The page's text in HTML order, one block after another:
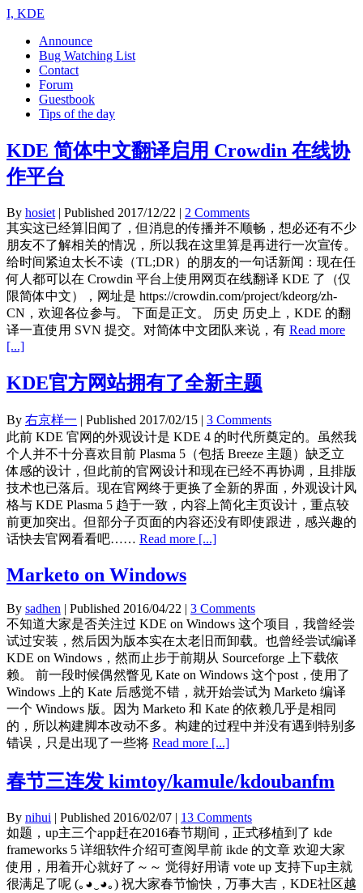
I, KDE
Announce
Bug Watching List
Contact
Forum
Guestbook
Tips of the day
KDE 简体中文翻译启用 Crowdin 在线协
作平台
By hosiet | Published 2017/12/22 | 2 Comments
其实这已经算旧闻了，但消息的传播并不顺畅，想必还有不少
朋友不了解相关的情况，所以我在这里算是再进行一次宣传。
给时间紧迫太长不读（TL;DR）的朋友的一句话新闻：现在任
何人都可以在 Crowdin 平台上使用网页在线翻译 KDE 了（仅
限简体中文），网址是 https://crowdin.com/project/kdeorg/zh-
CN，欢迎各位参与。 下面是正文。 历史 历史上，KDE 的翻
译一直使用 SVN 提交。对简体中文团队来说，有 Read more
[...]
KDE官方网站拥有了全新主题
By 右京样一 | Published 2017/02/15 | 3 Comments
此前 KDE 官网的外观设计是 KDE 4 的时代所奠定的。虽然我
个人并不十分喜欢目前 Plasma 5（包括 Breeze 主题）缺乏立
体感的设计，但此前的官网设计和现在已经不再协调，且排版
技术也已落后。现在官网终于更换了全新的界面，外观设计风
格与 KDE Plasma 5 趋于一致，内容上简化主页设计，重点较
前更加突出。但部分子页面的内容还没有即使跟进，感兴趣的
话快去官网看看吧…… Read more [...]
Marketo on Windows
By sadhen | Published 2016/04/22 | 3 Comments
不知道大家是否关注过 KDE on Windows 这个项目，我曾经尝
试过安装，然后因为版本实在太老旧而卸载。也曾经尝试编译
KDE on Windows，然而止步于前期从 Sourceforge 上下载依
赖。 前一段时候偶然瞥见 Kate on Windows 这个post，使用了
Windows 上的 Kate 后感觉不错，就开始尝试为 Marketo 编译
一个 Windows 版。因为 Marketo 和 Kate 的依赖几乎是相同
的，所以构建脚本改动不多。构建的过程中并没有遇到特别多
错误，只是出现了一些将 Read more [...]
春节三连发 kimtoy/kamule/kdoubanfm
By nihui | Published 2016/02/07 | 13 Comments
如题，up主三个app赶在2016春节期间，正式移植到了 kde
frameworks 5 详细软件介绍可查阅早前 ikde 的文章 欢迎大家
使用，用着开心就好了～～ 觉得好用请 vote up 支持下up主就
很满足了呢 (｡◕‿◕｡) 祝大家春节愉快，万事大吉，KDE社区越